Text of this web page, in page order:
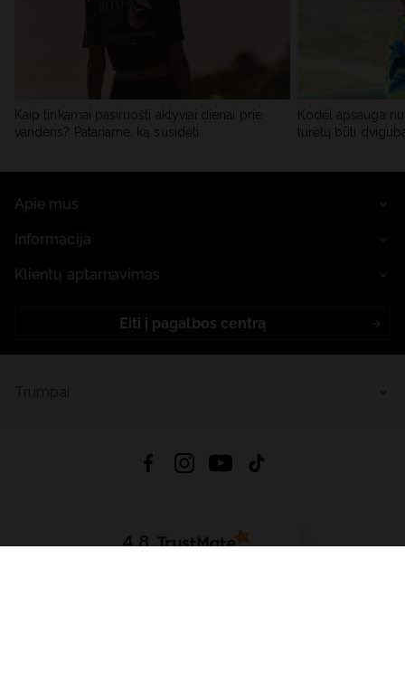
Kaip tinkamai pasiruošti aktyviai dienai prie
vandens? Patariame, ką susidėti
Kodėl apsauga
turėtų būti
Apie mus
Informacija
Klientų aptarnavimas
Eiti į pagalbos centrą
4.8